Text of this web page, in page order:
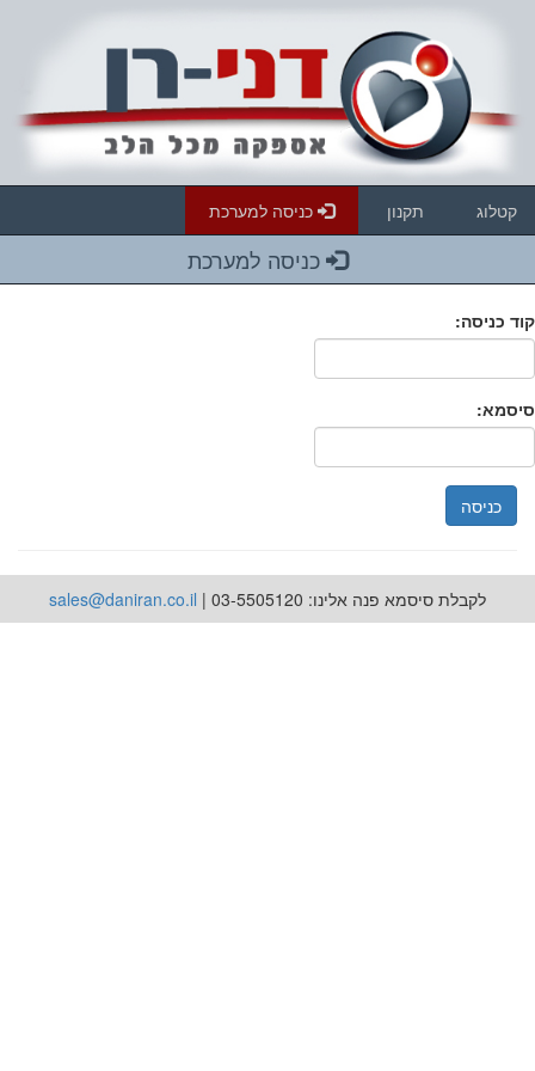
קטלוג תקנון כניסה למערכת
כניסה למערכת
קוד כניסה:
סיסמא:
לקבלת סיסמא פנה אלינו: 03-5505120 | sales@daniran.co.il